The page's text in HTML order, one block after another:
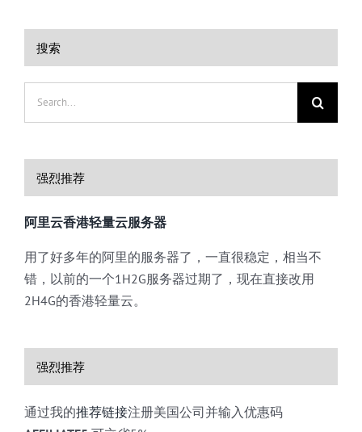
搜索
Search
for:
强烈推荐
阿里云香港轻量云服务器
用了好多年的阿里的服务器了，一直很稳定，相当不
错，以前的一个1H2G服务器过期了，现在直接改用
2H4G的香港轻量云。
强烈推荐
通过我的推荐链接注册美国公司并输入优惠码